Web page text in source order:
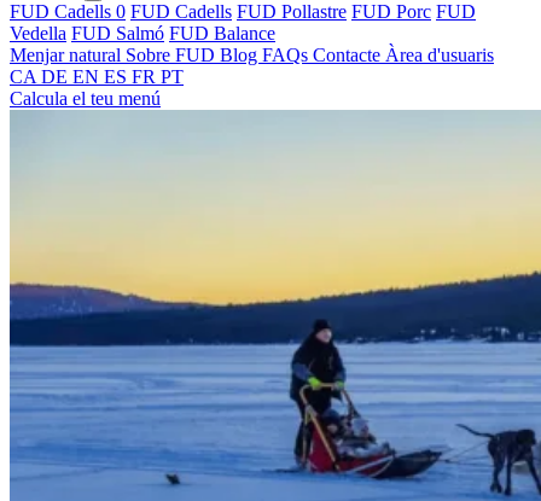
FUD Cadells 0 FUD Cadells FUD Pollastre FUD Porc FUD
Vedella FUD Salmó FUD Balance
Menjar natural Sobre FUD Blog FAQs Contacte Àrea d'usuaris
CA DE EN ES FR PT
Calcula el teu menú